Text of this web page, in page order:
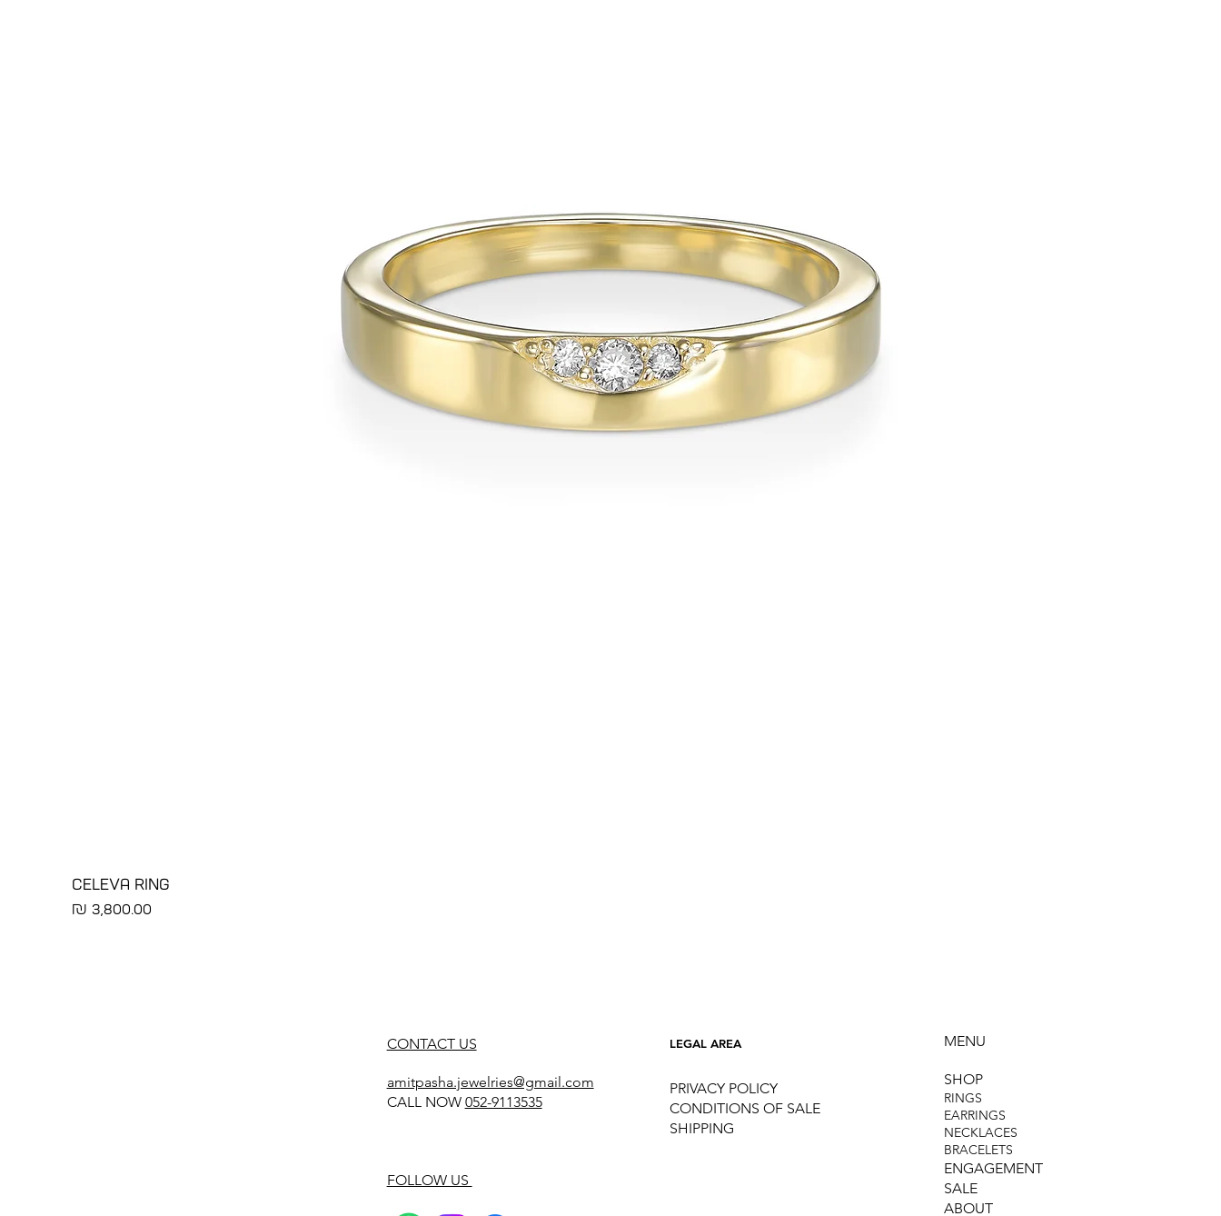
CELEVA RING
מחיר
LEGAL AREA
PRIVACY POLICY
CONDITIONS OF SALE
SHIPPING
CONTACT US
amitpasha.jewelries@gmail.com
CALL NOW 052-9113535
FOLLOW US
MENU
SHOP
RINGS
EARRINGS
NECKLACES
BRACELETS
ENGAGEMENT
SALE
ABOUT